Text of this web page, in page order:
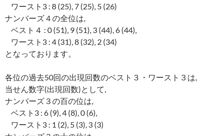
ワースト3 : 8 (25), 7 (25), 5 (26)
ナンバーズ４の全位は,
ベスト４ : 0 (51), 9 (51), 3 (44), 6 (44),
ワースト3 : 4 (31), 8 (32), 2 (34)
となっております。
各位の過去50回の出現回数のベスト３・ワースト３は,
当せん数字(出現回数)として,
ナンバーズ３の百の位は,
ベスト3 : 6 (9), 4 (8), 0 (6),
ワースト3 : 1 (2), 5 (3), 3 (3)